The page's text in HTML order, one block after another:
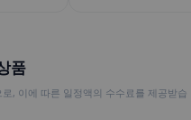
품
, 이에 따른 일정액의 수수료를 제공받습